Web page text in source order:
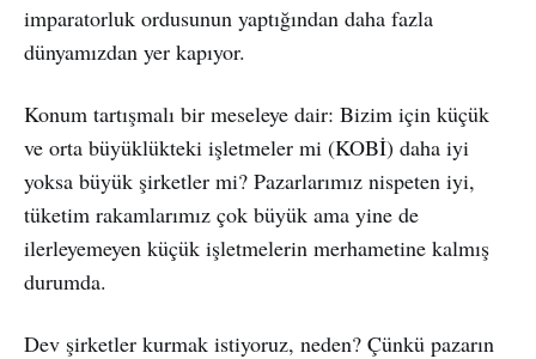
imparatorluk ordusunun yaptığından daha fazla
dünyamızdan yer kapıyor.
Konum tartışmalı bir meseleye dair: Bizim için küçük
ve orta büyüklükteki işletmeler mi (KOBİ) daha iyi
yoksa büyük şirketler mi? Pazarlarımız nispeten iyi,
tüketim rakamlarımız çok büyük ama yine de
ilerleyemeyen küçük işletmelerin merhametine kalmış
durumda.
Dev şirketler kurmak istiyoruz, neden? Çünkü pazarın